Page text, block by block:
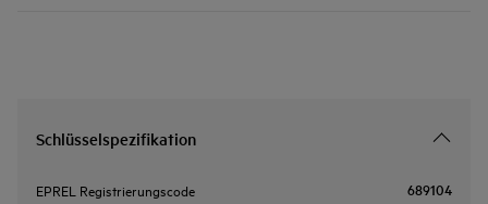
Schlüsselspezifikation
EPREL Registrierungscode 689104